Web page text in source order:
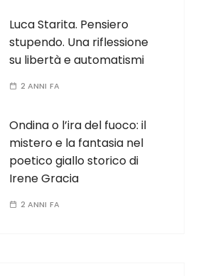
Luca Starita. Pensiero
stupendo. Una riflessione
su libertà e automatismi
2 ANNI FA
Ondina o l’ira del fuoco: il
mistero e la fantasia nel
poetico giallo storico di
Irene Gracia
2 ANNI FA